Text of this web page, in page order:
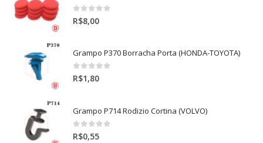
0 out of 5
R$8,00
Grampo P370 Borracha Porta (HONDA-TOYOTA)
0out of 5
R$1,80
Grampo P714 Rodizio Cortina (VOLVO)
0out of 5
R$0,55